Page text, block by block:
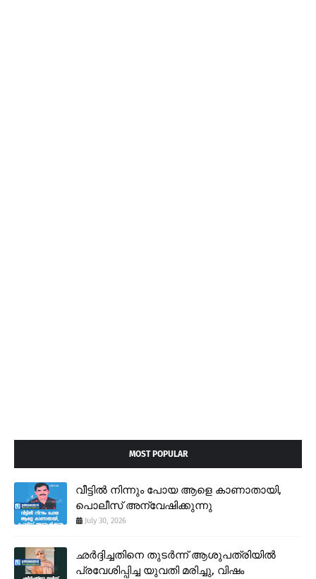
MOST POPULAR
വീട്ടിൽ നിന്നും പോയ ആളെ കാണാതായി,
പൊലീസ് അന്വേഷിക്കുന്നു
July 30, 2026
ഛർദ്ദിച്ചതിനെ തുടർന്ന് ആശുപത്രിയിൽ
പ്രവേശിപ്പിച്ച യുവതി മരിച്ചു, വിഷം